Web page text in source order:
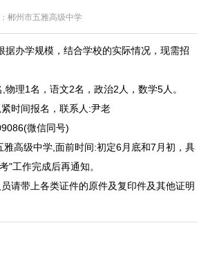
郴州市五雅高级中学
据办学规模，结合学校的实际情况，现需招
物理1名，语文2名，政治2人，数学5人。
时间报名，联系人:尹老
微信同号)
雅高级中学,面前时间:初定6月底和7月初，具
"工作完成后再通知。
请带上各类证件的原件及复印件及其他证明